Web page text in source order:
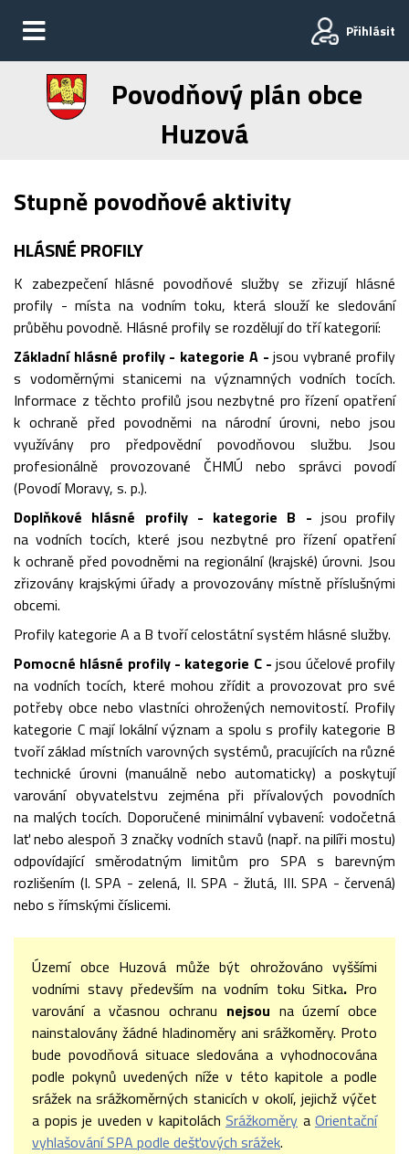
Přihlásit
Povodňový plán obce
Huzová
Stupně povodňové aktivity
HLÁSNÉ PROFILY
K zabezpečení hlásné povodňové služby se zřizují hlásné
profily - místa na vodním toku, která slouží ke sledování
průběhu povodně. Hlásné profily se rozdělují do tří kategorií:
Základní hlásné profily - kategorie A - jsou vybrané profily
s vodoměrnými stanicemi na významných vodních tocích.
Informace z těchto profilů jsou nezbytné pro řízení opatření
k ochraně před povodněmi na národní úrovni, nebo jsou
využívány pro předpovědní povodňovou službu. Jsou
profesionálně provozované ČHMÚ nebo správci povodí
(Povodí Moravy, s. p.).
Doplňkové hlásné profily - kategorie B - jsou profily
na vodních tocích, které jsou nezbytné pro řízení opatření
k ochraně před povodněmi na regionální (krajské) úrovni. Jsou
zřizovány krajskými úřady a provozovány místně příslušnými
obcemi.
Profily kategorie A a B tvoří celostátní systém hlásné služby.
Pomocné hlásné profily - kategorie C - jsou účelové profily
na vodních tocích, které mohou zřídit a provozovat pro své
potřeby obce nebo vlastníci ohrožených nemovitostí. Profily
kategorie C mají lokální význam a spolu s profily kategorie B
tvoří základ místních varovných systémů, pracujících na různé
technické úrovni (manuálně nebo automaticky) a poskytují
varování obyvatelstvu zejména při přívalových povodních
na malých tocích. Doporučené minimální vybavení: vodočetná
lať nebo alespoň 3 značky vodních stavů (např. na pilíři mostu)
odpovídající směrodatným limitům pro SPA s barevným
rozlišením (I. SPA - zelená, II. SPA - žlutá, III. SPA - červená)
nebo s římskými číslicemi.
Území obce Huzová může být ohrožováno vyššími
vodními stavy především na vodním toku Sitka. Pro
varování a včasnou ochranu nejsou na území obce
nainstalovány žádné hladinoměry ani srážkoměry. Proto
bude povodňová situace sledována a vyhodnocována
podle pokynů uvedených níže v této kapitole a podle
srážek na srážkoměrných stanicích v okolí, jejichž výčet
a popis je uveden v kapitolách Srážkoměry a Orientační
vyhlašování SPA podle dešťových srážek.